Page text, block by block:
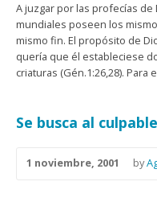
A juzgar por las profecías
mundiales poseen los
mismo fin. El propósito de
quería que él estableciese
criaturas (Gén.1:26,28).
Se busca al culpable
1 noviembre, 2001 by